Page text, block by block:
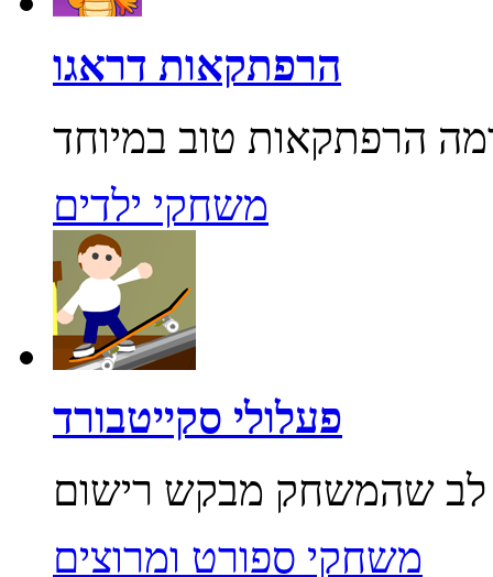
הרפתקאות דראגו
משחקי ילדים
פעלולי סקייטבורד
משחקי ספורט ומרוצים